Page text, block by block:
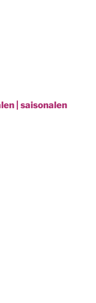
| saisonalen